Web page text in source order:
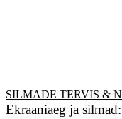
SILMADE TERVIS &
Ekraaniaeg ja